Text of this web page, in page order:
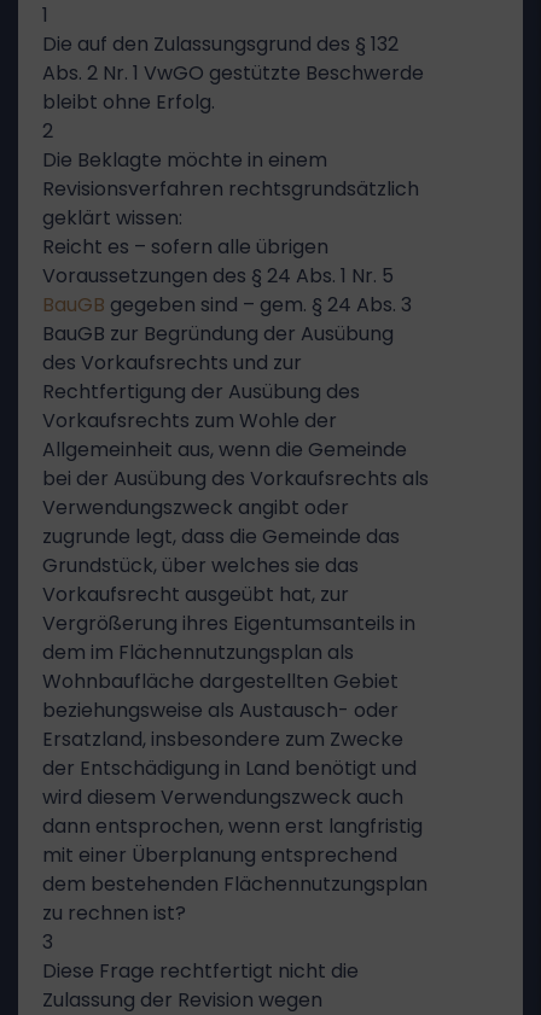
1
Die auf den Zulassungsgrund des § 132
Abs. 2 Nr. 1 VwGO gestützte Beschwerde
bleibt ohne Erfolg.
2
Die Beklagte möchte in einem
Revisionsverfahren rechtsgrundsätzlich
geklärt wissen:
Reicht es – sofern alle übrigen
Voraussetzungen des § 24 Abs. 1 Nr. 5
BauGB gegeben sind – gem. § 24 Abs. 3
BauGB zur Begründung der Ausübung
des Vorkaufsrechts und zur
Rechtfertigung der Ausübung des
Vorkaufsrechts zum Wohle der
Allgemeinheit aus, wenn die Gemeinde
bei der Ausübung des Vorkaufsrechts als
Verwendungszweck angibt oder
zugrunde legt, dass die Gemeinde das
Grundstück, über welches sie das
Vorkaufsrecht ausgeübt hat, zur
Vergrößerung ihres Eigentumsanteils in
dem im Flächennutzungsplan als
Wohnbaufläche dargestellten Gebiet
beziehungsweise als Austausch- oder
Ersatzland, insbesondere zum Zwecke
der Entschädigung in Land benötigt und
wird diesem Verwendungszweck auch
dann entsprochen, wenn erst langfristig
mit einer Überplanung entsprechend
dem bestehenden Flächennutzungsplan
zu rechnen ist?
3
Diese Frage rechtfertigt nicht die
Zulassung der Revision wegen